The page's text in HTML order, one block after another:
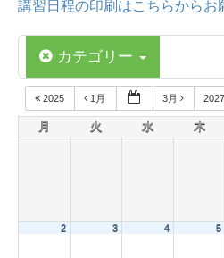
講習日程の印刷はこちらからお
カテゴリー
2025 1月 3月 2027
月 火 水 木
2 3 4 5